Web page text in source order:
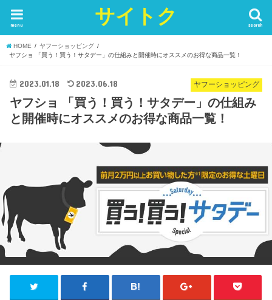
サイトク search
menu
HOME
ヤフーショッピング
ヤフショ 「買う！買う！サタデー」の仕組みと開催時にオススメのお得な商品一覧！
ヤフーショッピング
2023.01.18 2023.06.18
ヤフショ 「買う！買う！サタデー」の仕組み
と開催時にオススメのお得な商品一覧！